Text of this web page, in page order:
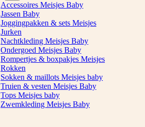
Accessoires Meisjes Baby
Jassen Baby
Joggingpakken & sets Meisjes
Jurken
Nachtkleding Meisjes Baby
Ondergoed Meisjes Baby
Rompertjes & boxpakjes Meisjes
Rokken
Sokken & maillots Meisjes baby
Truien & vesten Meisjes Baby
Tops Meisjes baby
Zwemkleding Meisjes Baby